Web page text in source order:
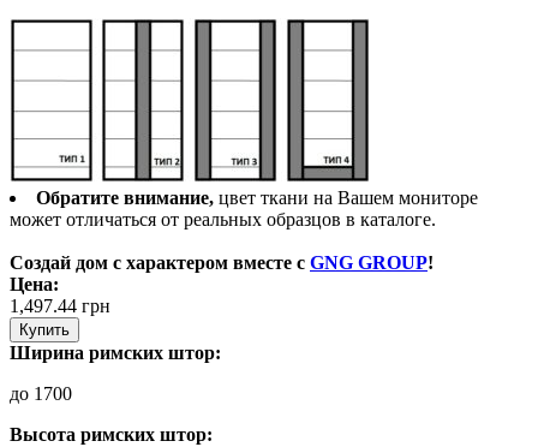
Обратите внимание, цвет ткани на Вашем мониторе
может отличаться от реальных образцов в каталоге.
Создай дом с характером вместе с GNG GROUP!
Цена:
1,497.44 грн
Купить
Ширина римских штор:
до 1700
Высота римских штор: